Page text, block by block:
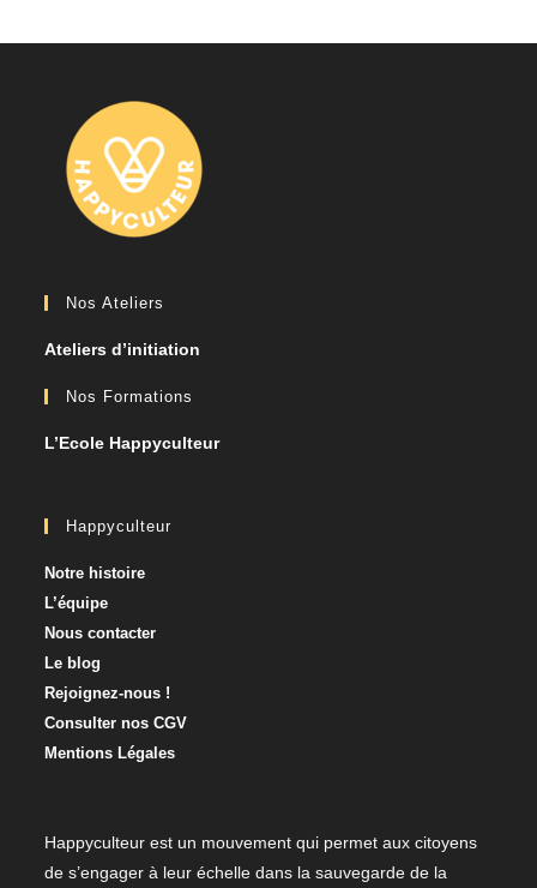
Nos Ateliers
Ateliers d’initiation
Nos Formations
L’Ecole Happyculteur
Happyculteur
Notre histoire
L’équipe
Nous contacter​
Le blog
Rejoignez-nous !
Consulter nos CGV
Mentions Légales
Happyculteur est un mouvement qui permet aux citoyens
de s’engager à leur échelle dans la sauvegarde de la